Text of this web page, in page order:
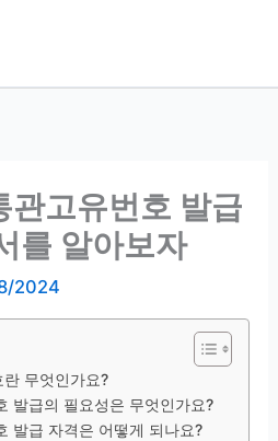
관고유번호 발급
를 알아보자
2024
무엇인가요?
발급의 필요성은 무엇인가요?
발급 자격은 어떻게 되나요?